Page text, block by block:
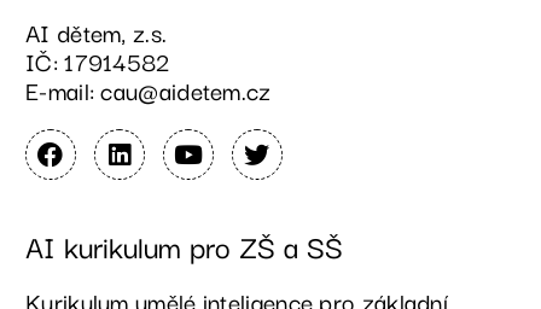
AI dětem, z.s.
IČ: 17914582
E-mail: cau@aidetem.cz
AI kurikulum pro ZŠ a SŠ
Kurikulum umělé inteligence pro základní